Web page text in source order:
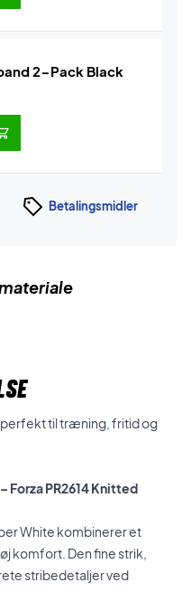
2-Pack Black
Betalingsmidler
til træning, fritid og
PR2614 Knitted
White kombinerer et
komfort. Den fine strik,
stribedetaljer ved